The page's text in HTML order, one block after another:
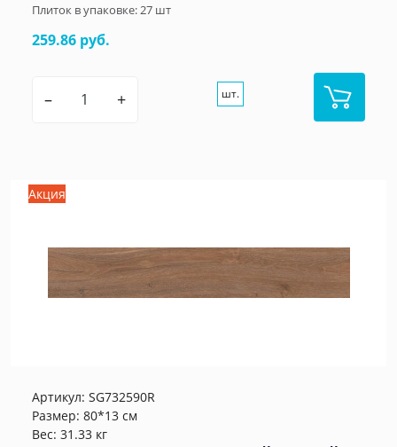
Плиток в упаковке:27 шт
259.86 руб.
– + шт.
Акция
Артикул: SG732590R
Размер: 80*13 см
Вес: 31.33 кг